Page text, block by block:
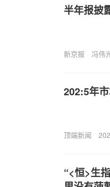
半年报披
新京报 冯伟
202:5年
顶端新闻
“<恒>生